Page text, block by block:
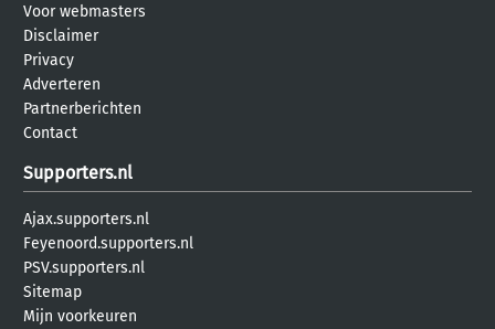
Voor webmasters
Disclaimer
Privacy
Adverteren
Partnerberichten
Contact
Supporters.nl
Ajax.supporters.nl
Feyenoord.supporters.nl
PSV.supporters.nl
Sitemap
Mijn voorkeuren